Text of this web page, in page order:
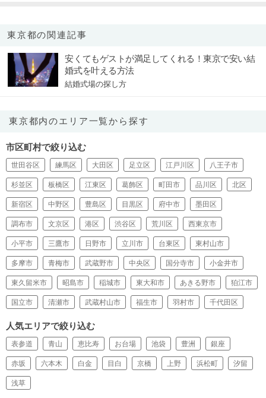
東京都の関連記事
安くてもゲストが満足してくれる！東京で安い結
婚式を叶える方法
結婚式場の探し方
東京都内のエリア一覧から探す
市区町村で絞り込む
世田谷区 練馬区 大田区 足立区 江戸川区 八王子市
杉並区 板橋区 江東区 葛飾区 町田市 品川区 北区
新宿区 中野区 豊島区 目黒区 府中市 墨田区
調布市 文京区 港区 渋谷区 荒川区 西東京市
小平市 三鷹市 日野市 立川市 台東区 東村山市
多摩市 青梅市 武蔵野市 中央区 国分寺市 小金井市
東久留米市 昭島市 稲城市 東大和市 あきる野市 狛江市
国立市 清瀬市 武蔵村山市 福生市 羽村市 千代田区
人気エリアで絞り込む
表参道 青山 恵比寿 お台場 池袋 豊洲 銀座
赤坂 六本木 白金 目白 京橋 上野 浜松町 汐留
浅草